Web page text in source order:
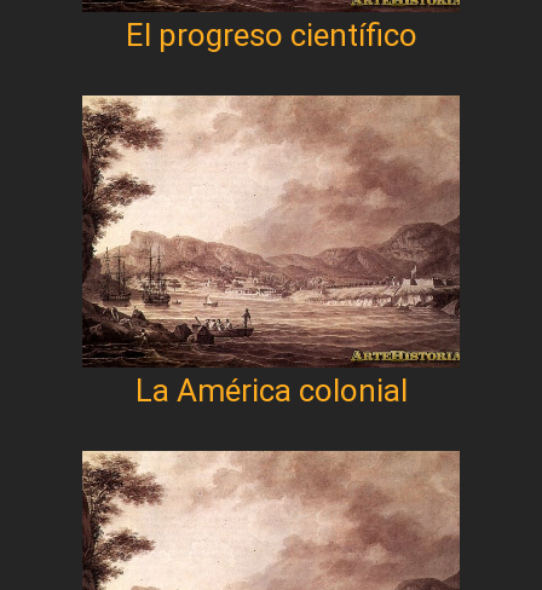
El progreso científico
La América colonial